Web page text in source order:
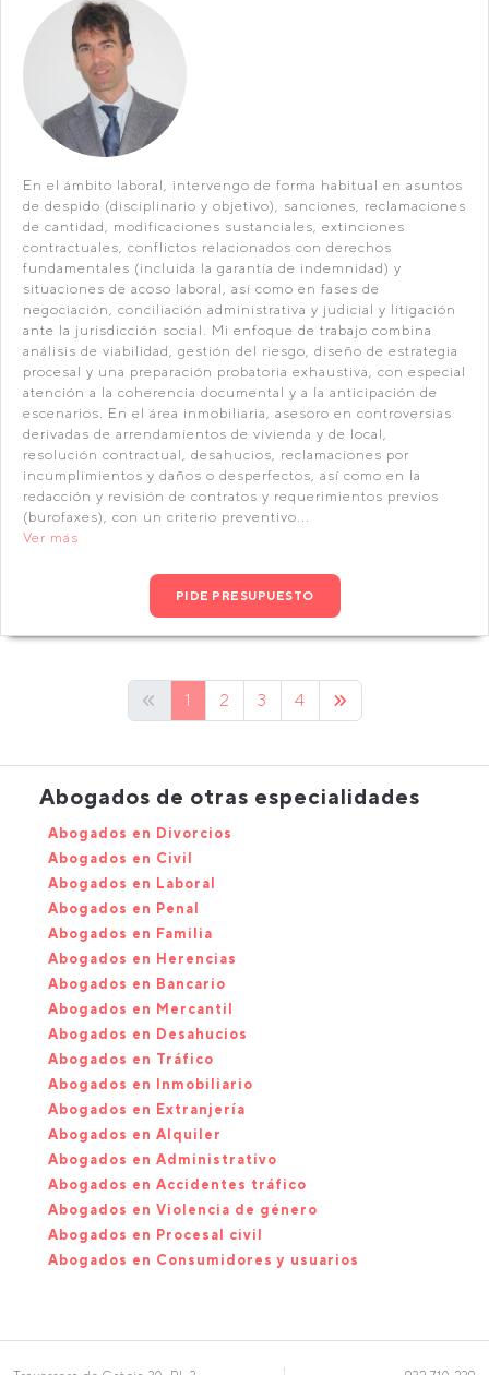
En el ámbito laboral, intervengo de forma habitual en asuntos
de despido (disciplinario y objetivo), sanciones, reclamaciones
de cantidad, modificaciones sustanciales, extinciones
contractuales, conflictos relacionados con derechos
fundamentales (incluida la garantía de indemnidad) y
situaciones de acoso laboral, así como en fases de
negociación, conciliación administrativa y judicial y litigación
ante la jurisdicción social. Mi enfoque de trabajo combina
análisis de viabilidad, gestión del riesgo, diseño de estrategia
procesal y una preparación probatoria exhaustiva, con especial
atención a la coherencia documental y a la anticipación de
escenarios. En el área inmobiliaria, asesoro en controversias
derivadas de arrendamientos de vivienda y de local,
resolución contractual, desahucios, reclamaciones por
incumplimientos y daños o desperfectos, así como en la
redacción y revisión de contratos y requerimientos previos
(burofaxes), con un criterio preventivo...
Ver más
PIDE PRESUPUESTO
1 2 3 4
Abogados de otras especialidades
Abogados en Divorcios
Abogados en Civil
Abogados en Laboral
Abogados en Penal
Abogados en Familia
Abogados en Herencias
Abogados en Bancario
Abogados en Mercantil
Abogados en Desahucios
Abogados en Tráfico
Abogados en Inmobiliario
Abogados en Extranjería
Abogados en Alquiler
Abogados en Administrativo
Abogados en Accidentes tráfico
Abogados en Violencia de género
Abogados en Procesal civil
Abogados en Consumidores y usuarios